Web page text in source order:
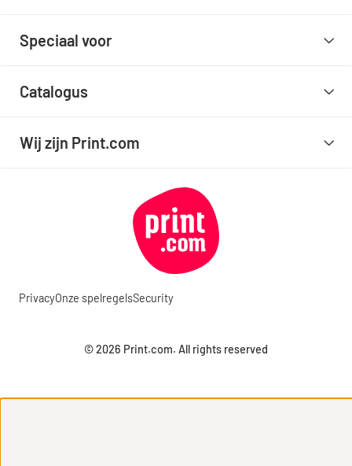
Speciaal voor
Catalogus
Wij zijn Print.com
© 2026 Print.com. All rights reserved
PrivacyOnze spelregelsSecurity